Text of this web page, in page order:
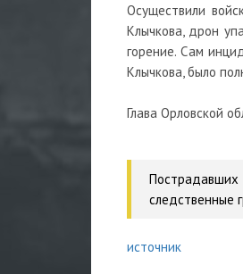
Осуществили
Клычкова, дрон
горение. Сам
Клычкова, было
Глава Орловской
Пострадавших
следственные
источник